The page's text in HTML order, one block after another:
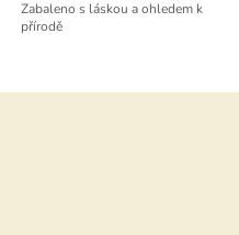
Zabaleno s láskou a ohledem k
přírodě